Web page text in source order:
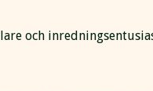
och